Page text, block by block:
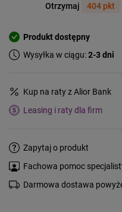
Otrzymaj 404 pkt
Produkt dostępny
Wysyłka w ciągu:2-3 dni
Kup na raty z Alior Bank
Leasing i raty dla firm
Zapytaj o produkt
Fachowa pomoc
Darmowa dostawa